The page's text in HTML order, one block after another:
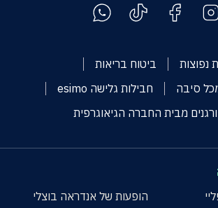
נפוצות
ביטוח בריאות
סיבה
חבילות גלישה esimo
מבית החברה הגיאוגרפית
הופעות של אנדראה בוצלי